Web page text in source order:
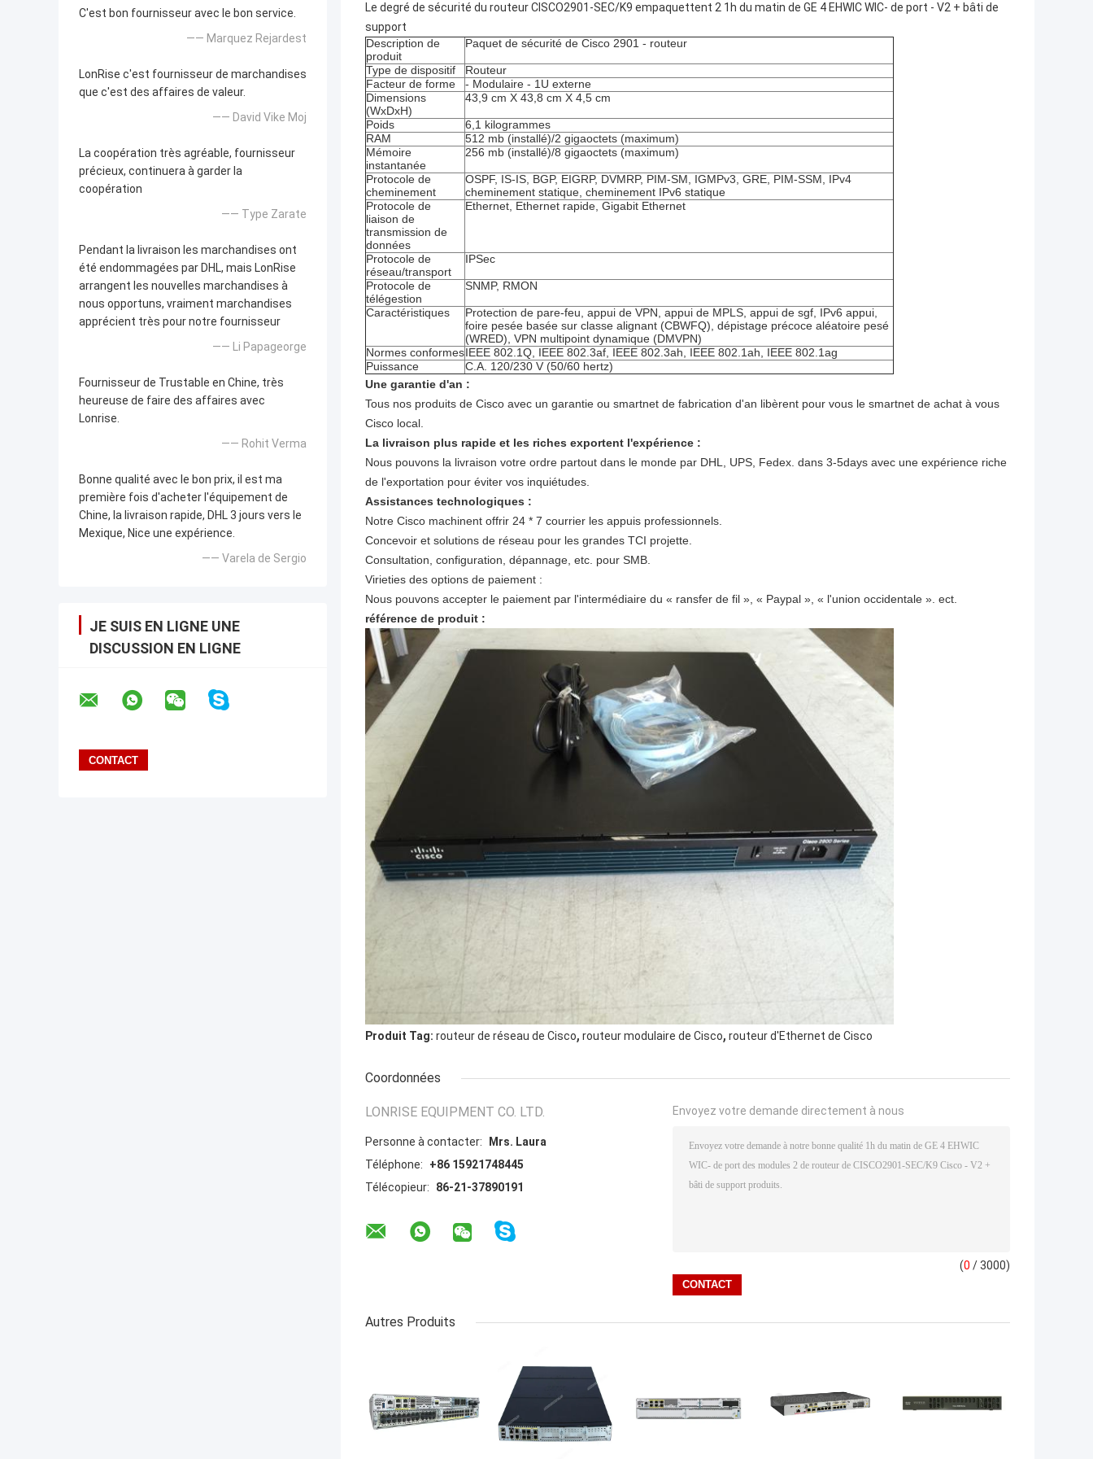
C'est bon fournisseur avec le bon service.
—— Marquez Rejardest
LonRise c'est fournisseur de marchandises
que c'est des affaires de valeur.
—— David Vike Moj
La coopération très agréable, fournisseur
précieux, continuera à garder la
coopération
—— Type Zarate
Pendant la livraison les marchandises ont
été endommagées par DHL, mais LonRise
arrangent les nouvelles marchandises à
nous opportuns, vraiment marchandises
apprécient très pour notre fournisseur
—— Li Papageorge
Fournisseur de Trustable en Chine, très
heureuse de faire des affaires avec
Lonrise.
—— Rohit Verma
Bonne qualité avec le bon prix, il est ma
première fois d'acheter l'équipement de
Chine, la livraison rapide, DHL 3 jours vers le
Mexique, Nice une expérience.
—— Varela de Sergio
JE SUIS EN LIGNE UNE
DISCUSSION EN LIGNE
Le degré de sécurité du routeur CISCO2901-SEC/K9 empaquettent 2 1h du matin de GE 4 EHWIC WIC- de port - V2 + bâti de
support
Description de
produit
Paquet de sécurité de Cisco 2901 - routeur
Type de dispositif
Routeur
Facteur de forme
- Modulaire - 1U externe
Dimensions
(WxDxH)
43,9 cm X 43,8 cm X 4,5 cm
Poids
6,1 kilogrammes
RAM
512 mb (installé)/2 gigaoctets (maximum)
Mémoire
instantanée
256 mb (installé)/8 gigaoctets (maximum)
Protocole de
cheminement
OSPF, IS-IS, BGP, EIGRP, DVMRP, PIM-SM, IGMPv3, GRE, PIM-SSM, IPv4
cheminement statique, cheminement IPv6 statique
Protocole de
liaison de
transmission de
données
Ethernet, Ethernet rapide, Gigabit Ethernet
Protocole de
réseau/transport
IPSec
Protocole de
télégestion
SNMP, RMON
Caractéristiques
Protection de pare-feu, appui de VPN, appui de MPLS, appui de sgf, IPv6 appui,
foire pesée basée sur classe alignant (CBWFQ), dépistage précoce aléatoire pesé
(WRED), VPN multipoint dynamique (DMVPN)
Normes conformesIEEE 802.1Q, IEEE 802.3af, IEEE 802.3ah, IEEE 802.1ah, IEEE 802.1ag
Puissance
C.A. 120/230 V (50/60 hertz)
Une garantie d'an :
Tous nos produits de Cisco avec un garantie ou smartnet de fabrication d'an libèrent pour vous le smartnet de achat à vous
Cisco local.
La livraison plus rapide et les riches exportent l'expérience :
Nous pouvons la livraison votre ordre partout dans le monde par DHL, UPS, Fedex. dans 3-5days avec une expérience riche
de l'exportation pour éviter vos inquiétudes.
Assistances technologiques :
Notre Cisco machinent offrir 24 * 7 courrier les appuis professionnels.
Concevoir et solutions de réseau pour les grandes TCI projette.
Consultation, configuration, dépannage, etc. pour SMB.
Virieties des options de paiement :
Nous pouvons accepter le paiement par l'intermédiaire du « ransfer de fil », « Paypal », « l'union occidentale ». ect.
référence de produit :
Produit Tag: routeur de réseau de Cisco, routeur modulaire de Cisco, routeur d'Ethernet de Cisco
Coordonnées
LONRISE EQUIPMENT CO. LTD.
Personne à contacter:
Mrs. Laura
Téléphone:
+86 15921748445
Télécopieur:
86-21-37890191
Envoyez votre demande directement à nous
(0 / 3000)
Autres Produits